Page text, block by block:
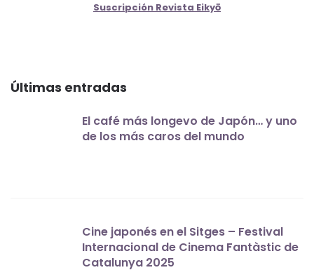
Suscripción Revista Eikyō
Últimas entradas
El café más longevo de Japón… y uno
de los más caros del mundo
Cine japonés en el Sitges – Festival
Internacional de Cinema Fantàstic de
Catalunya 2025